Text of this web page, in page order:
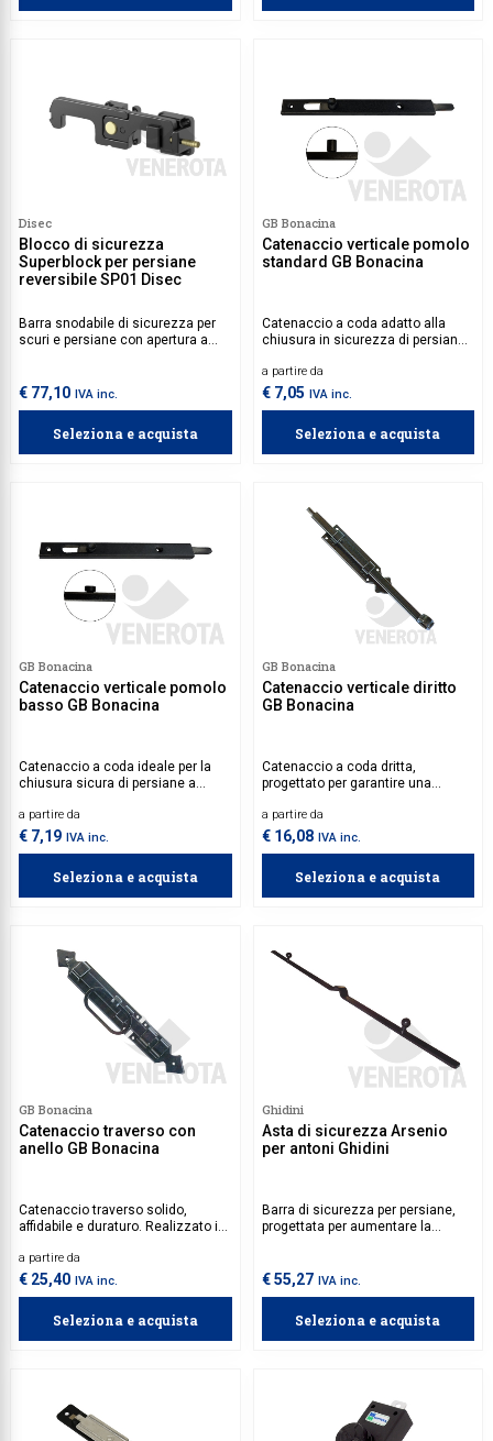
Disec
Blocco di sicurezza
Superblock per persiane
reversibile SP01 Disec
Barra snodabile di sicurezza per
scuri e persiane con apertura a
€ 77,10 IVA inc.
Seleziona e acquista
GB Bonacina
Catenaccio verticale pomolo
standard GB Bonacina
Catenaccio a coda adatto alla
chiusura in sicurezza di persiane
installare, garantisce una
chiusura sicura.
a partire da
€ 7,05 IVA inc.
Seleziona e acquista
GB Bonacina
Catenaccio verticale pomolo
basso GB Bonacina
Catenaccio a coda ideale per la
chiusura sicura di persiane a
installazione, assicura una tenuta
affidabile e duratura nel tempo.
a partire da
€ 7,19 IVA inc.
Seleziona e acquista
GB Bonacina
Catenaccio verticale diritto
GB Bonacina
Catenaccio a coda dritta,
progettato per garantire una
persiane a battente. Robusto,
durevole e facile da installare,
efficienza.
a partire da
€ 16,08 IVA inc.
Seleziona e acquista
GB Bonacina
Catenaccio traverso con
anello GB Bonacina
Catenaccio traverso solido,
affidabile e duraturo. Realizzato in
dettagli, garantisce un'elevata
resistenza e un’installazione
a partire da
€ 25,40 IVA inc.
Seleziona e acquista
Ghidini
Asta di sicurezza Arsenio
per antoni Ghidini
Barra di sicurezza per persiane,
progettata per aumentare la
tentativi di effrazione.
€ 55,27 IVA inc.
Seleziona e acquista